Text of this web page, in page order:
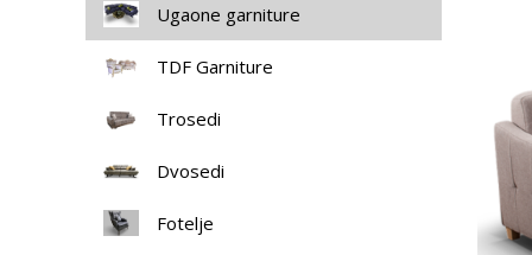
Ugaone garniture
TDF Garniture
Trosedi
Dvosedi
Fotelje